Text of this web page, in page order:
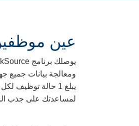
عين
ومعالجة بيانات جميع
لمساعدتك على جذب